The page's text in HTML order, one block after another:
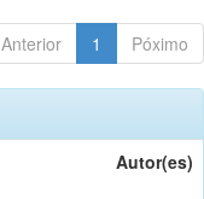
Anterior 1 Póximo
Autor(es)